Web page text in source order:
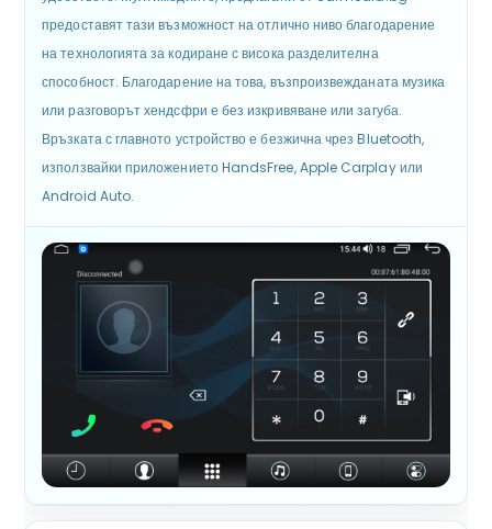
предоставят тази възможност на отлично ниво благодарение
на технологията за кодиране с висока разделителна
способност. Благодарение на това, възпроизвежданата музика
или разговорът хендсфри е без изкривяване или загуба.
Връзката с главното устройство е безжична чрез Bluetooth,
използвайки приложението HandsFree, Apple Carplay или
Android Auto.